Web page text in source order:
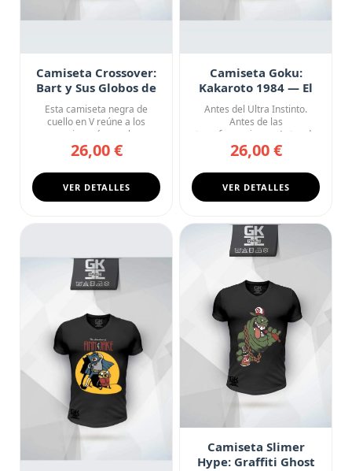
Camiseta Crossover:
Bart y Sus Globos de
Bikini Bottom
Esta camiseta negra de
cuello en V reúne a los
personajes más gamberros
de la...
26,00 €
VER DETALLES
Camiseta Goku:
Kakaroto 1984 — El
Origen
Antes del Ultra Instinto.
Antes de las
transformaciones. Antes de
salvar el m...
26,00 €
VER DETALLES
Camiseta Slimer
Hype: Graffiti Ghost